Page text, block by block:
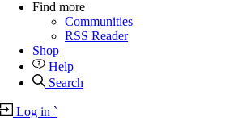
Find more
Communities
RSS Reader
Shop
Help
Search
Log in `